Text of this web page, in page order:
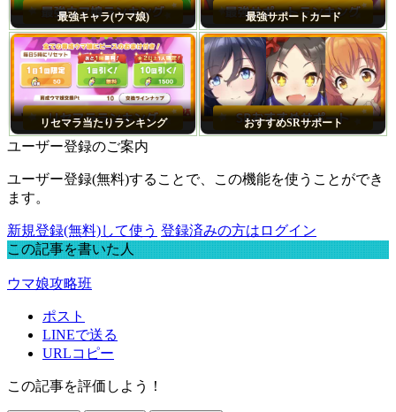
最強キャラ(ウマ娘) 最強サポートカード
リセマラ当たりランキング おすすめSRサポート
ユーザー登録のご案内
ユーザー登録(無料)することで、この機能を使うことができ
ます。
新規登録(無料)して使う 登録済みの方はログイン
この記事を書いた人
ウマ娘攻略班
ポスト
LINEで送る
URLコピー
この記事を評価しよう！